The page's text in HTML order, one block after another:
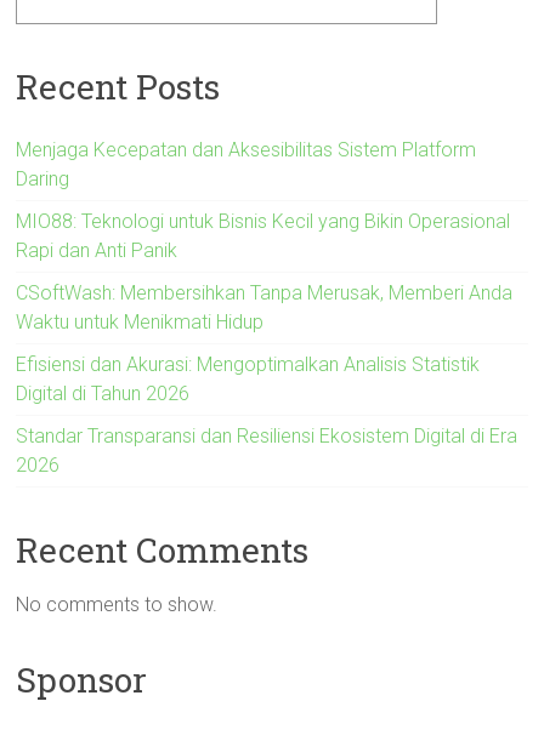
Recent Posts
Menjaga Kecepatan dan Aksesibilitas Sistem Platform
Daring
MIO88: Teknologi untuk Bisnis Kecil yang Bikin Operasional
Rapi dan Anti Panik
CSoftWash: Membersihkan Tanpa Merusak, Memberi Anda
Waktu untuk Menikmati Hidup
Efisiensi dan Akurasi: Mengoptimalkan Analisis Statistik
Digital di Tahun 2026
Standar Transparansi dan Resiliensi Ekosistem Digital di Era
2026
Recent Comments
No comments to show.
Sponsor